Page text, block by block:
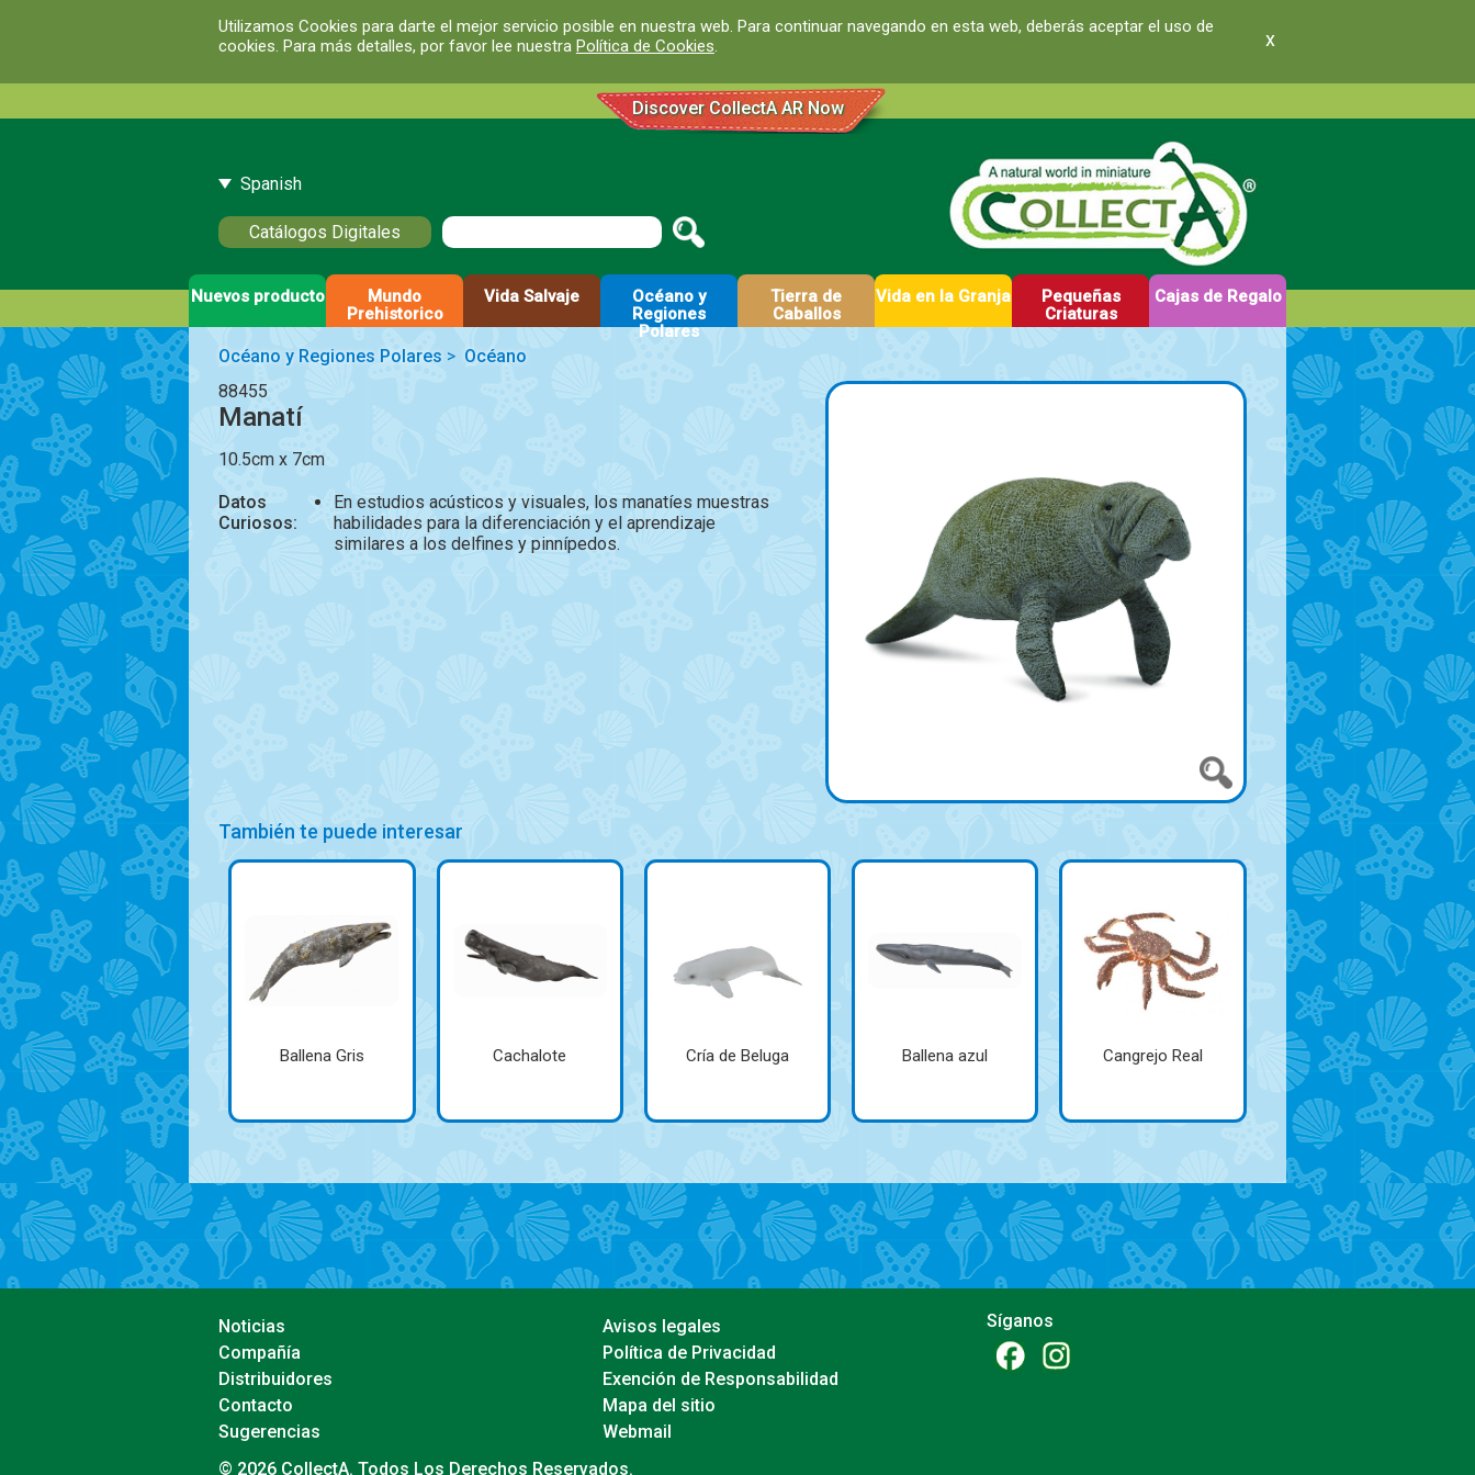
Utilizamos Cookies para darte el mejor servicio posible en nuestra web. Para continuar navegando en esta web, deberás aceptar el uso de
cookies. Para más detalles, por favor lee nuestra Política de Cookies. x
Discover CollectA AR Now
Spanish
Catálogos Digitales
Nuevos producto
Mundo
Prehistorico
Vida Salvaje
Océano y
Regiones
Polares
Tierra de
Caballos
Vida en la Granja
Pequeñas
Criaturas
Cajas de Regalo
Océano y Regiones Polares > Océano
88455
Manatí
10.5cm x 7cm
Datos
Curiosos:
En estudios acústicos y visuales, los manatíes muestras
habilidades para la diferenciación y el aprendizaje
similares a los delfines y pinnípedos.
También te puede interesar
Ballena Gris Cachalote Cría de Beluga Ballena azul Cangrejo Real
Noticias
Compañía
Distribuidores
Contacto
Sugerencias
Avisos legales
Política de Privacidad
Exención de Responsabilidad
Mapa del sitio
Webmail
Síganos
© 2026 CollectA. Todos Los Derechos Reservados.